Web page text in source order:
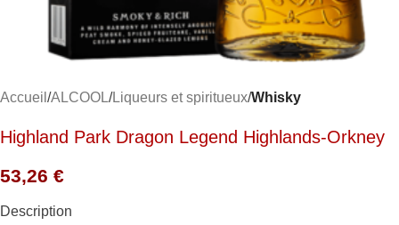
Accueil ALCOOL Liqueurs et spiritueux Whisky
Highland Park Dragon Legend Highlands-Orkney
53,26 €
Description